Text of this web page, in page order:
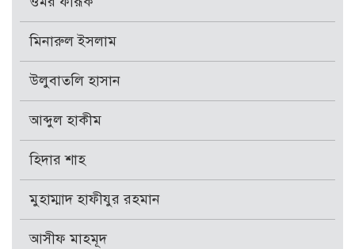
মিনারুল ইসলাম
উলুবাতলি হাসান
আব্দুল হাকীম
হিদার শাহ
মুহাম্মাদ হাফীযুর রহমান
আসীফ মাহমূদ